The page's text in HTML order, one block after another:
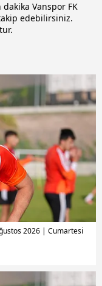
Vanspor FK
edebilirsiniz.
2026 | Cumartesi